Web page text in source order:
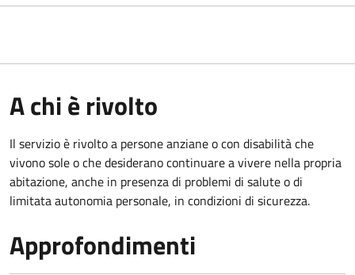
A chi è rivolto
Il servizio è rivolto a persone anziane o con disabilità che
vivono sole o che desiderano continuare a vivere nella propria
abitazione, anche in presenza di problemi di salute o di
limitata autonomia personale, in condizioni di sicurezza.
Approfondimenti